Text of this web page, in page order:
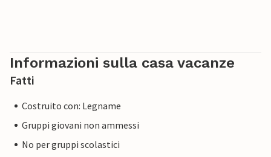
Informazioni sulla casa vacanze
Fatti
Costruito con: Legname
Gruppi giovani non ammessi
No per gruppi scolastici